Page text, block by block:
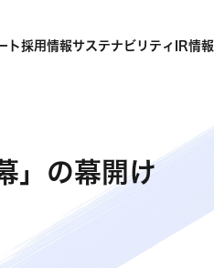
ト採用情報サステナビリティ IR情報
」の幕開け